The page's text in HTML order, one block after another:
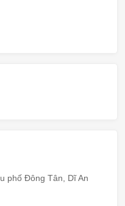
phố Đông Tân, Dĩ An